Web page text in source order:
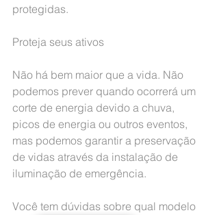
protegidas.
Proteja seus ativos
Não há bem maior que a vida. Não
podemos prever quando ocorrerá um
corte de energia devido a chuva,
picos de energia ou outros eventos,
mas podemos garantir a preservação
de vidas através da instalação de
iluminação de emergência.
Você tem dúvidas sobre qual modelo